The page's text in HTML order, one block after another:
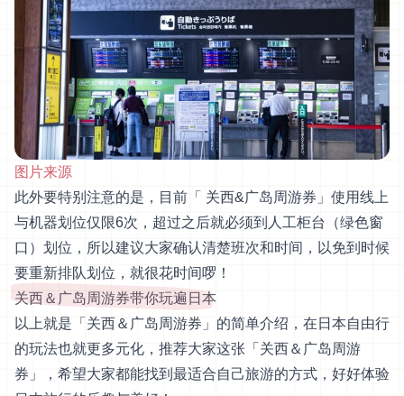
图片来源
此外要特别注意的是，目前「 关西&广岛周游券」使用线上
与机器划位仅限6次，超过之后就必须到人工柜台（绿色窗
口）划位，所以建议大家确认清楚班次和时间，以免到时候
要重新排队划位，就很花时间啰！
关西＆广岛周游券带你玩遍日本
以上就是「关西＆广岛周游券」的简单介绍，在日本自由行
的玩法也就更多元化，推荐大家这张「关西＆广岛周游
券」，希望大家都能找到最适合自己旅游的方式，好好体验